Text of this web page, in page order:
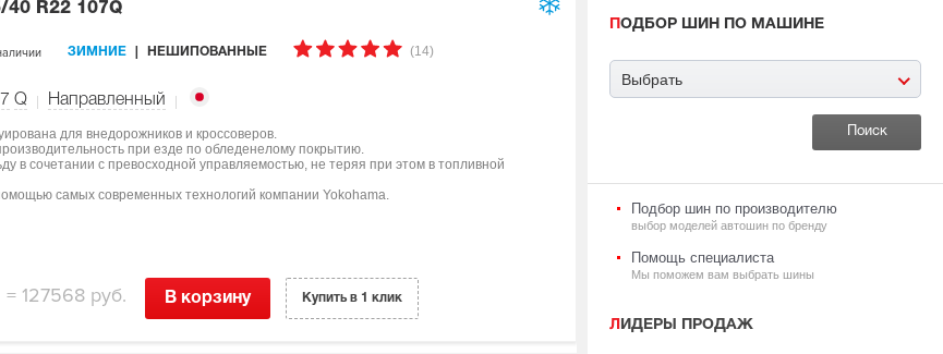
40 R22 107Q
ЗИМНИЕ НЕШИПОВАННЫЕ (14)
Q Направленный
для внедорожников и кроссоверов.
при езде по обледенелому покрытию.
в сочетании с превосходной управляемостью, не теряя при этом в топливной
самых современных технологий компании Yokohama.
=127568 руб. В корзину Купить в 1 клик
ПОДБОР ШИН ПО МАШИНЕ
Выбрать
Подбор шин по производителю
выбор моделей автошин по бренду
Помощь специалиста
Мы поможем вам выбрать шины
ЛИДЕРЫ ПРОДАЖ